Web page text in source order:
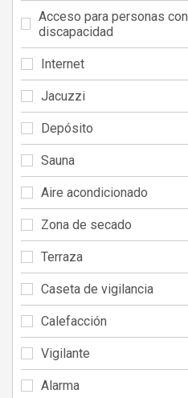
Acceso para personas con
discapacidad
Internet
Jacuzzi
Depósito
Sauna
Aire acondicionado
Zona de secado
Terraza
Caseta de vigilancia
Calefacción
Vigilante
Alarma